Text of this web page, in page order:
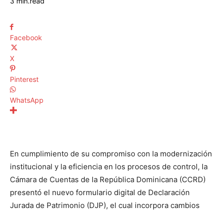
Facebook
X
Pinterest
WhatsApp
En cumplimiento de su compromiso con la modernización
institucional y la eficiencia en los procesos de control, la
Cámara de Cuentas de la República Dominicana (CCRD)
presentó el nuevo formulario digital de Declaración
Jurada de Patrimonio (DJP), el cual incorpora cambios